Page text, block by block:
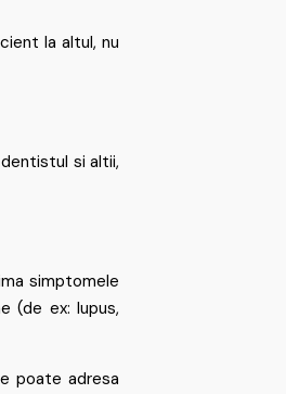
la altul, nu
si altii,
simptomele
(de ex: lupus,
poate adresa